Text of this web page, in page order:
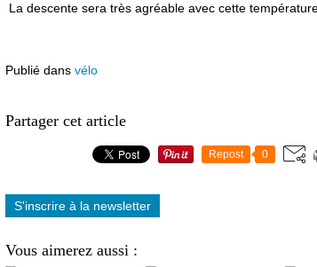
La descente sera très agréable avec cette
Publié dans vélo
Partager cet article
Repost 0
S'inscrire à la newsletter
Vous aimerez aussi :